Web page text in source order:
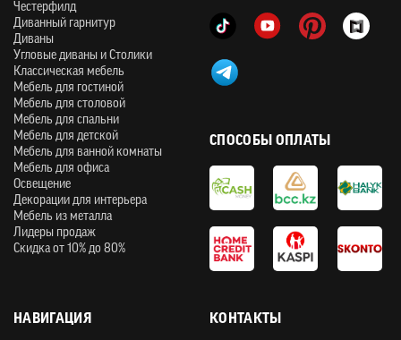
Честерфилд
Диванный гарнитур
Диваны
Угловые диваны и Столики
Классическая мебель
Мебель для гостиной
Мебель для столовой
Мебель для спальни
Мебель для детской
Мебель для ванной комнаты
Мебель для офиса
Освещение
Декорации для интерьера
Мебель из металла
Лидеры продаж
Скидка от 10% до 80%
НАВИГАЦИЯ
СПОСОБЫ ОПЛАТЫ
КОНТАКТЫ